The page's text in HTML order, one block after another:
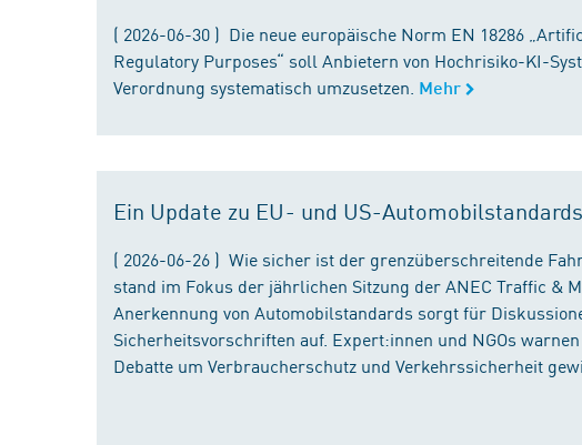
( 2026-06-30 ) Die neue europäische Norm EN 18286
Regulatory Purposes“ soll Anbietern von Hochrisiko-KI-
Verordnung systematisch umzusetzen. Mehr
Ein Update zu EU- und US-Automobilstandards
( 2026-06-26 ) Wie sicher ist der grenzüberschreitende
stand im Fokus der jährlichen Sitzung der ANEC Traffic &
Anerkennung von Automobilstandards sorgt für
Sicherheitsvorschriften auf. Expert:innen und NGOs
Debatte um Verbraucherschutz und Verkehrssicherheit